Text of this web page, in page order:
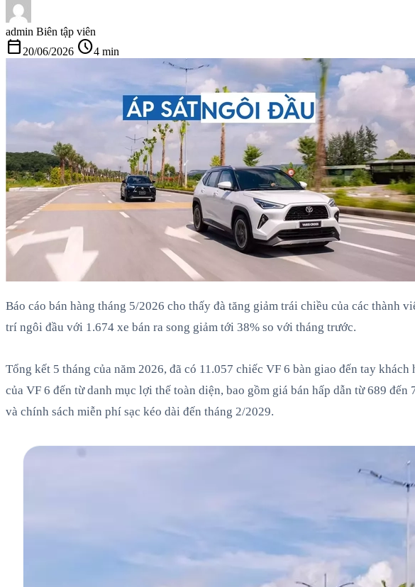
admin Biên tập viên
calendar_today 20/06/2026 schedule4 min
Báo cáo bán hàng tháng 5/2026 cho thấy đà tăng giảm trái chiều của các
trí ngôi đầu với 1.674 xe bán ra song giảm tới 38% so với tháng trước.
Tổng kết 5 tháng của năm 2026, đã có 11.057 chiếc VF 6 bàn giao đến tay
của VF 6 đến từ danh mục lợi thế toàn diện, bao gồm giá bán hấp dẫn từ 689
và chính sách miễn phí sạc kéo dài đến tháng 2/2029.